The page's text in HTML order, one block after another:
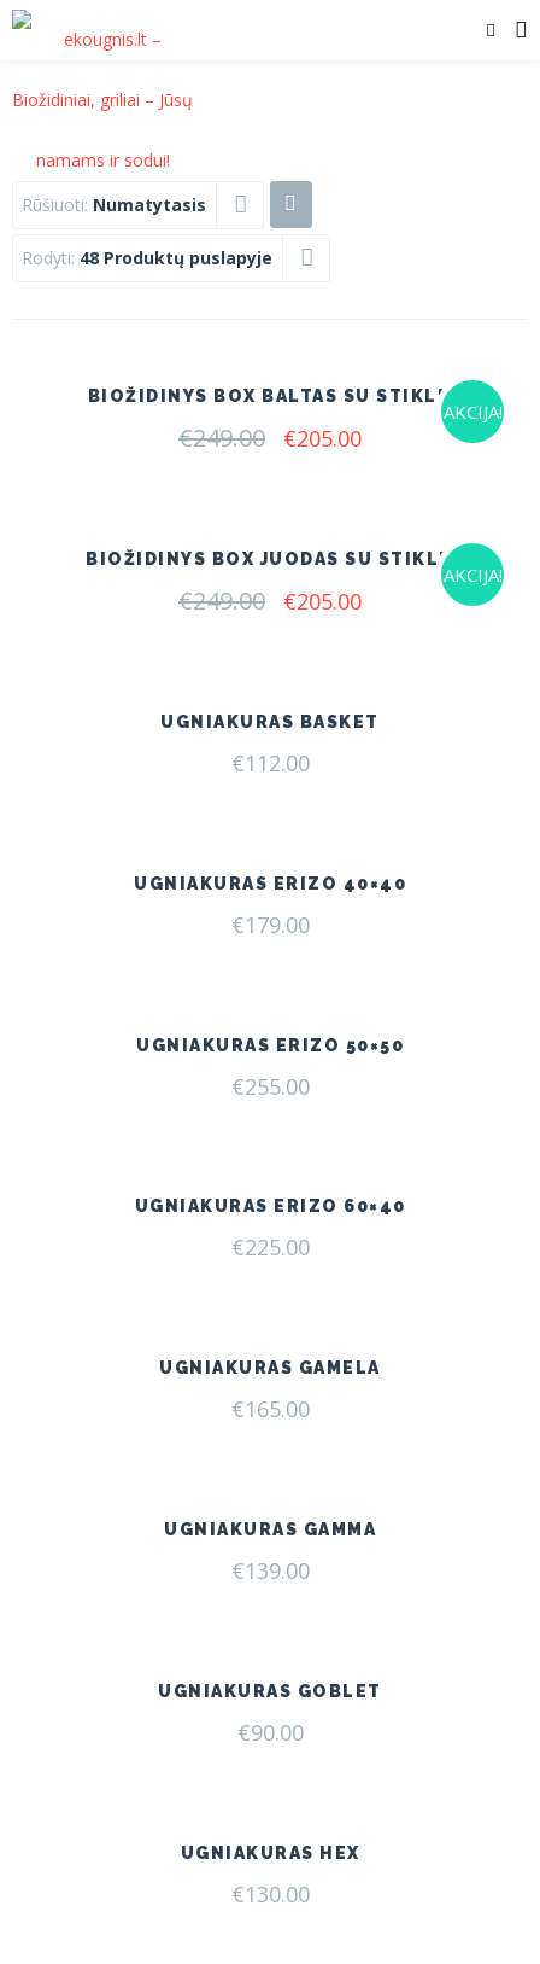
Rūšiuoti: Numatytasis
Rodyti: 48 Produktų puslapyje
AKCIJA!
BIOŽIDINYS BOX BALTAS SU STIKLU
€249.00 Original
€205.00Current
AKCIJA!
BIOŽIDINYS BOX JUODAS SU STIKLU
€249.00 Original
€205.00Current
UGNIAKURAS BASKET
€112.00
UGNIAKURAS ERIZO 40×40
€179.00
UGNIAKURAS ERIZO 50×50
€255.00
UGNIAKURAS ERIZO 60×40
€225.00
UGNIAKURAS GAMELA
€165.00
UGNIAKURAS GAMMA
€139.00
UGNIAKURAS GOBLET
€90.00
UGNIAKURAS HEX
€130.00